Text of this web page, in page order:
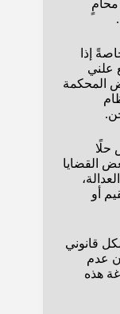
محامٍ
إذا
علني
المحكمة
حلًا
القضايا
أو
قانوني
عدم
هذه